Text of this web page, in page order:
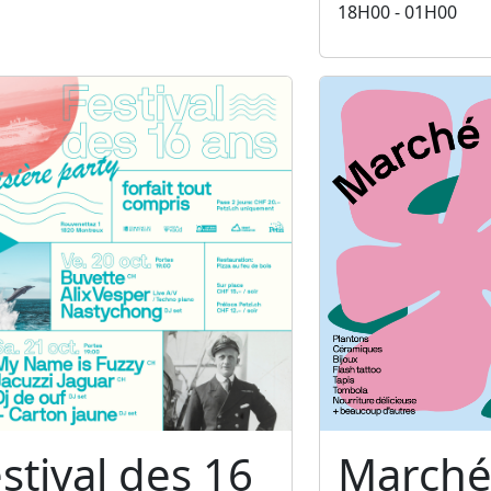
18H00 - 01H00
des 16